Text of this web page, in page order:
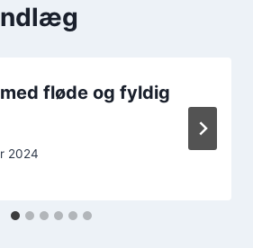
fløde og fyldig
2024